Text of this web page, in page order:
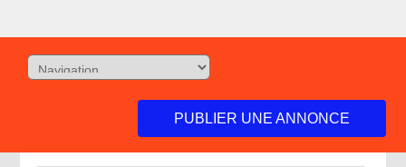
PUBLIER UNE ANNONCE